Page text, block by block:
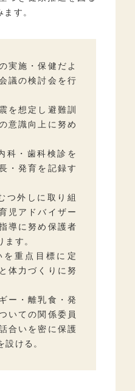
す。
実施・保健だよ
議の検討会を行
を想定し避難訓
意識向上に努め
科・歯科検診を
・発育を記録す
つ外しに取り組
児アドバイザー
導に努め保護者
ます。
重点目標に定
体力づくりに努
ー・離乳食・発
いての関係委員
合いを密に保護
設ける。